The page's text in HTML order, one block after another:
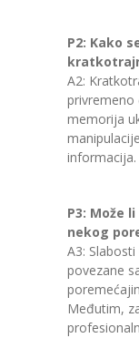
P2: Kako
A2:
privremeno
memorija
informacija.
P3: Može
nekog
A3:
povezane
Međutim,